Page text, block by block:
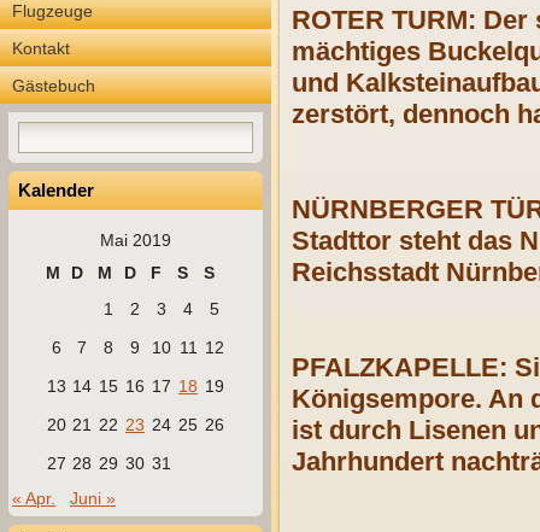
Flugzeuge
Kontakt
Gästebuch
Kalender
Mai 2019
M
D M D F S
S
1
2 3 4
5
6
7 8 9 10 11
12
13 14 15 16 17 18 19
20 21 22 23 24 25 26
27 28 29 30 31
« Apr.
Juni »
ROTER TURM:
mächtiges
und
zerstört, dennoch
NÜRNBERGER
Stadttor steht das
Reichsstadt
PFALZKAPELLE:
Königsempore. An
ist durch Lisenen
Jahrhundert